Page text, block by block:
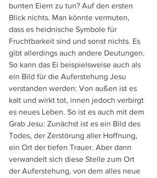
bunten Eiern zu tun? Auf den ersten
Blick nichts. Man könnte vermuten,
dass es heidnische Symbole für
Fruchtbarkeit sind und sonst nichts. Es
gibt allerdings auch andere Deutungen.
So kann das Ei beispielsweise auch als
ein Bild für die Auferstehung Jesu
verstanden werden: Von außen ist es
kalt und wirkt tot, innen jedoch verbirgt
es neues Leben. So ist es auch mit dem
Grab Jesu: Zunächst ist es ein Bild des
Todes, der Zerstörung aller Hoffnung,
ein Ort der tiefen Trauer. Aber dann
verwandelt sich diese Stelle zum Ort
der Auferstehung, von dem alles neue